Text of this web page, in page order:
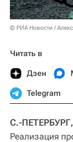
© РИА Новости /
Читать в
Дзен
Telegram
С.-
Реализация